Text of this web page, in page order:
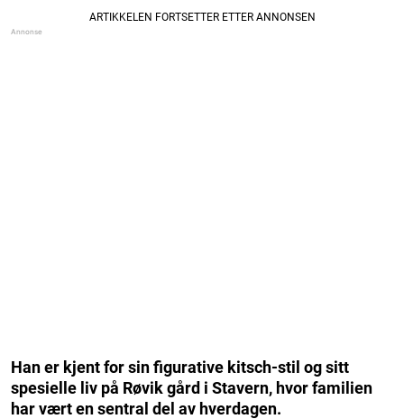
Han er kjent for sin figurative kitsch-stil og sitt
spesielle liv på Røvik gård i Stavern, hvor familien
har vært en sentral del av hverdagen.